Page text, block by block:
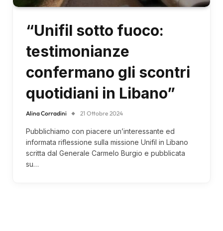
“Unifil sotto fuoco:
testimonianze
confermano gli scontri
quotidiani in Libano”
Alina Corradini 21 Ottobre 2024
Pubblichiamo con piacere un’interessante ed
informata riflessione sulla missione Unifil in Libano
scritta dal Generale Carmelo Burgio e pubblicata
su…